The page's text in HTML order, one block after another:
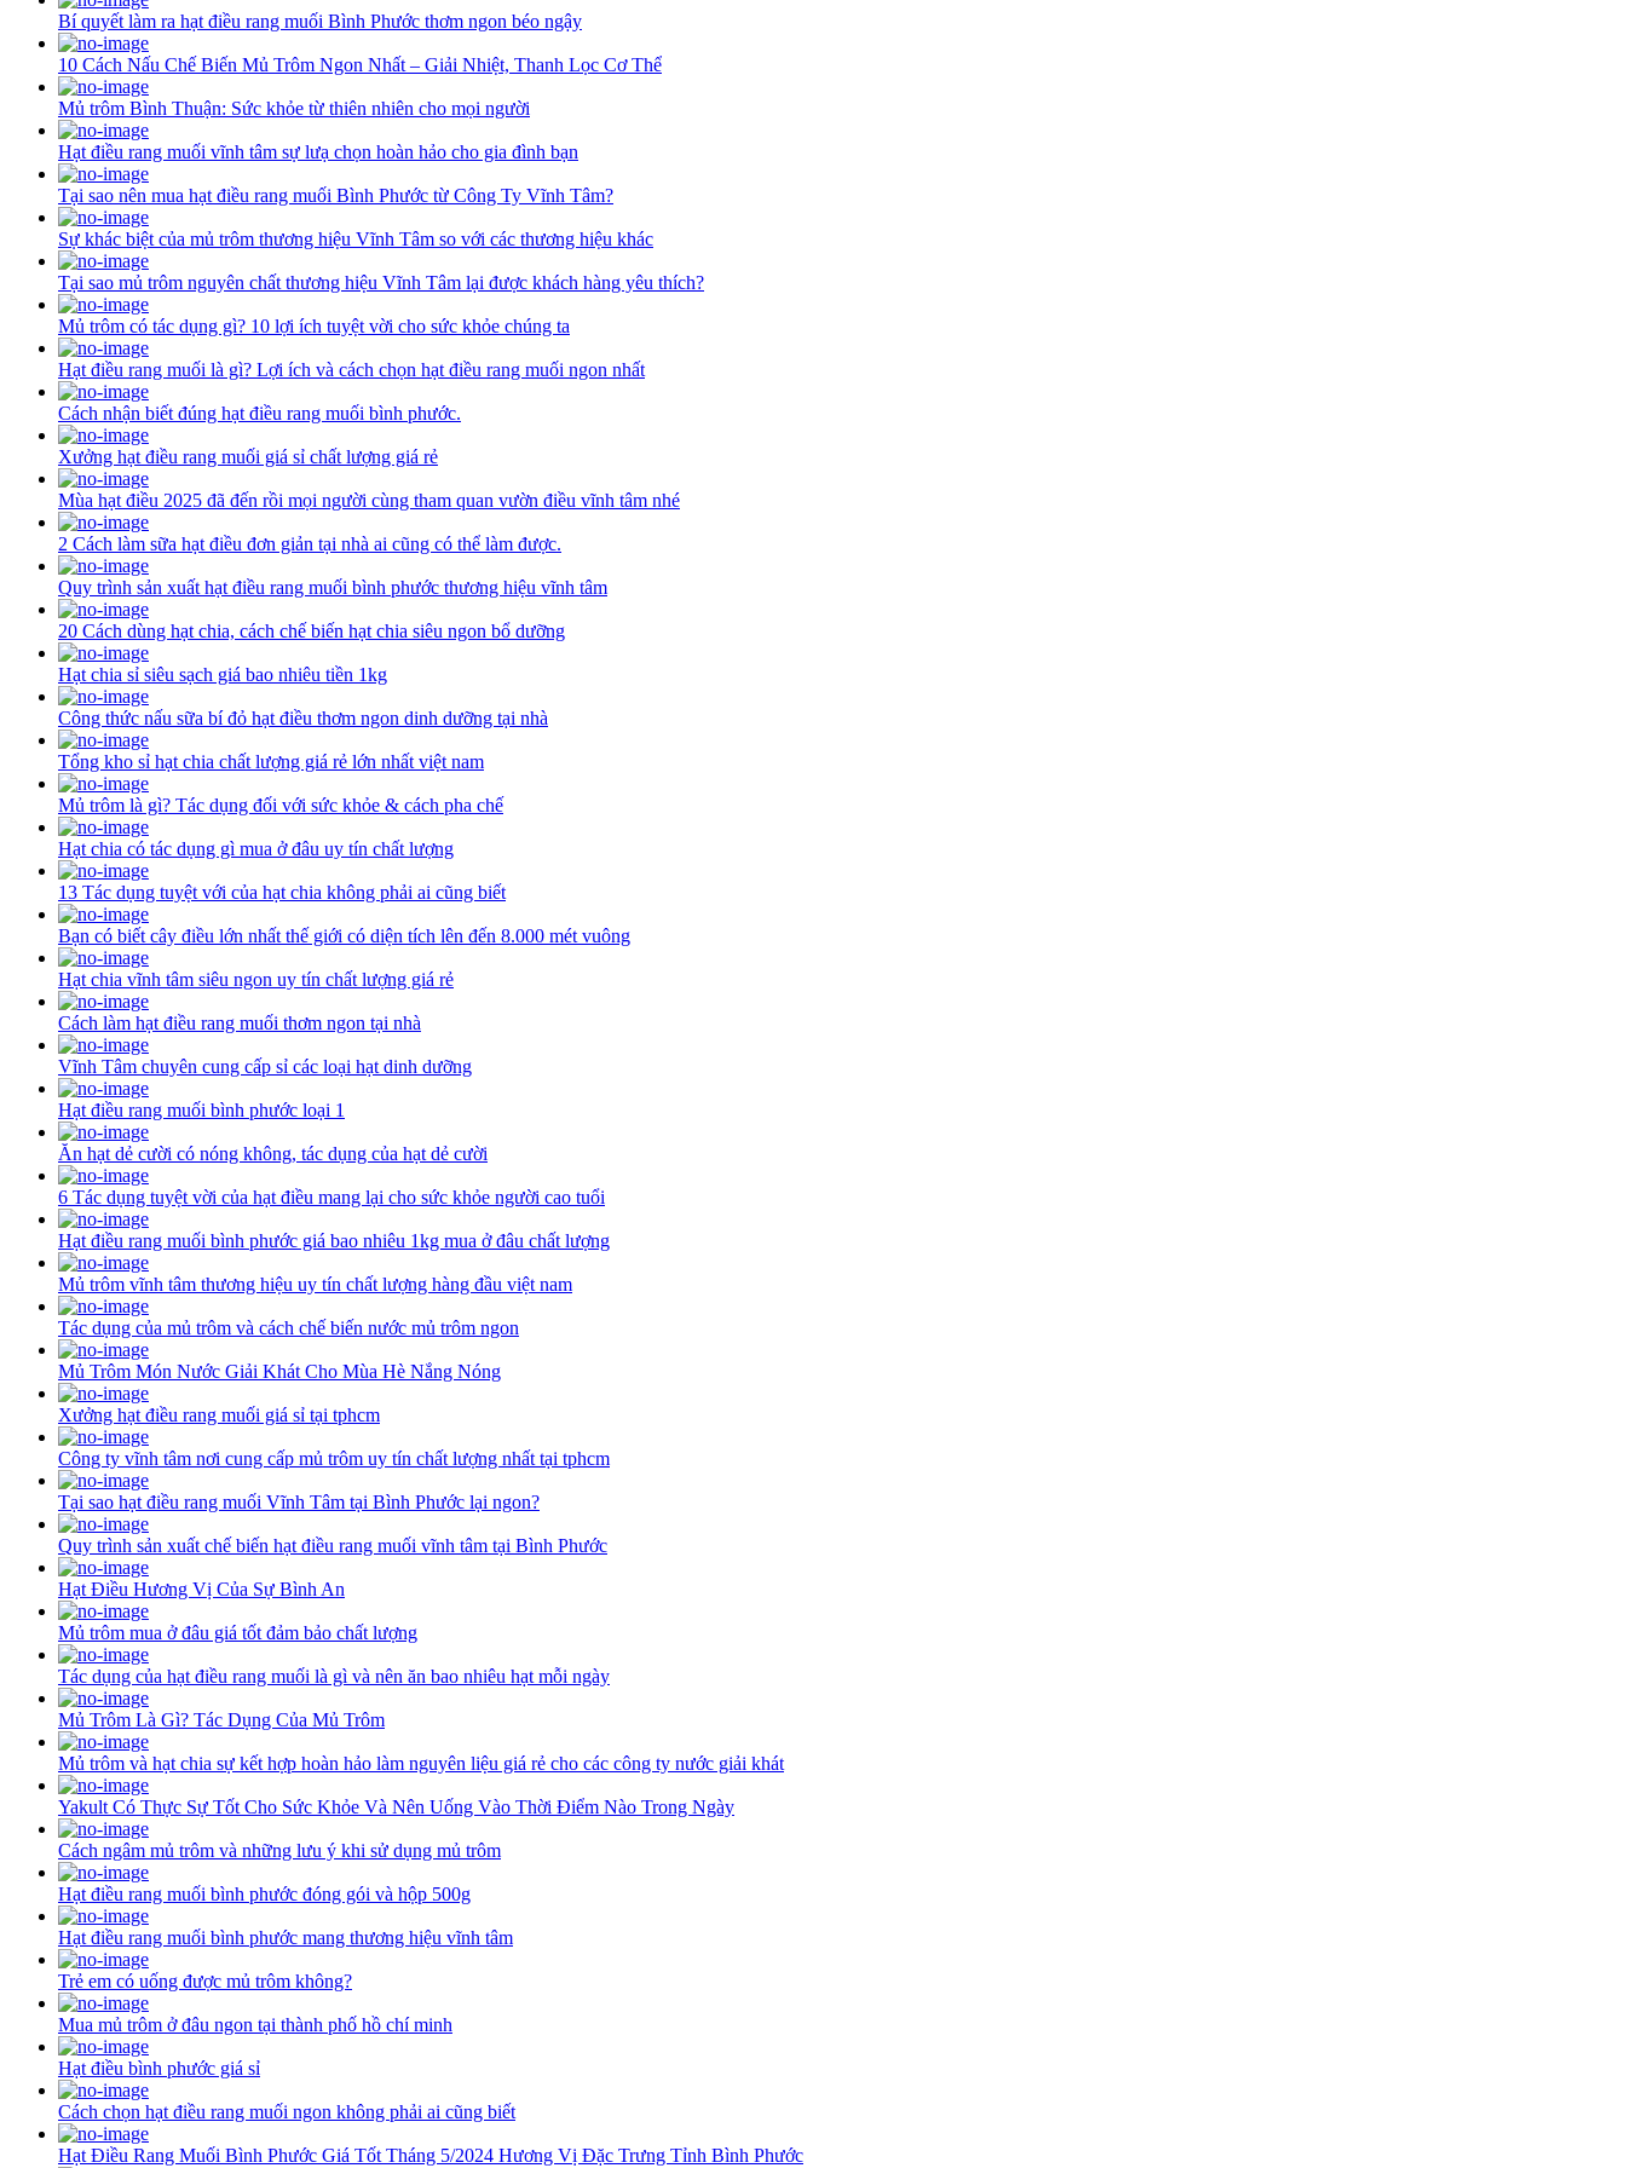
Bí quyết làm ra hạt điều rang muối Bình Phước thơm ngon béo ngậy
10 Cách Nấu Chế Biến Mủ Trôm Ngon Nhất – Giải Nhiệt, Thanh Lọc Cơ Thể
Mủ trôm Bình Thuận: Sức khỏe từ thiên nhiên cho mọi người
Hạt điều rang muối vĩnh tâm sự lưạ chọn hoàn hảo cho gia đình bạn
Tại sao nên mua hạt điều rang muối Bình Phước từ Công Ty Vĩnh Tâm?
Sự khác biệt của mủ trôm thương hiệu Vĩnh Tâm so với các thương hiệu khác
Tại sao mủ trôm nguyên chất thương hiệu Vĩnh Tâm lại được khách hàng yêu thích?
Mủ trôm có tác dụng gì? 10 lợi ích tuyệt vời cho sức khỏe chúng ta
Hạt điều rang muối là gì? Lợi ích và cách chọn hạt điều rang muối ngon nhất
Cách nhận biết đúng hạt điều rang muối bình phước.
Xưởng hạt điều rang muối giá sỉ chất lượng giá rẻ
Mùa hạt điều 2025 đã đến rồi mọi người cùng tham quan vườn điều vĩnh tâm nhé
2 Cách làm sữa hạt điều đơn giản tại nhà ai cũng có thể làm được.
Quy trình sản xuất hạt điều rang muối bình phước thương hiệu vĩnh tâm
20 Cách dùng hạt chia, cách chế biến hạt chia siêu ngon bổ dưỡng
Hạt chia sỉ siêu sạch giá bao nhiêu tiền 1kg
Công thức nấu sữa bí đỏ hạt điều thơm ngon dinh dưỡng tại nhà
Tổng kho sỉ hạt chia chất lượng giá rẻ lớn nhất việt nam
Mủ trôm là gì? Tác dụng đối với sức khỏe & cách pha chế
Hạt chia có tác dụng gì mua ở đâu uy tín chất lượng
13 Tác dụng tuyệt với của hạt chia không phải ai cũng biết
Bạn có biết cây điều lớn nhất thế giới có diện tích lên đến 8.000 mét vuông
Hạt chia vĩnh tâm siêu ngon uy tín chất lượng giá rẻ
Cách làm hạt điều rang muối thơm ngon tại nhà
Vĩnh Tâm chuyên cung cấp sỉ các loại hạt dinh dưỡng
Hạt điều rang muối bình phước loại 1
Ăn hạt dẻ cười có nóng không, tác dụng của hạt dẻ cười
6 Tác dụng tuyệt vời của hạt điều mang lại cho sức khỏe người cao tuổi
Hạt điều rang muối bình phước giá bao nhiêu 1kg mua ở đâu chất lượng
Mủ trôm vĩnh tâm thương hiệu uy tín chất lượng hàng đầu việt nam
Tác dụng của mủ trôm và cách chế biến nước mủ trôm ngon
Mủ Trôm Món Nước Giải Khát Cho Mùa Hè Nắng Nóng
Xưởng hạt điều rang muối giá sỉ tại tphcm
Công ty vĩnh tâm nơi cung cấp mủ trôm uy tín chất lượng nhất tại tphcm
Tại sao hạt điều rang muối Vĩnh Tâm tại Bình Phước lại ngon?
Quy trình sản xuất chế biến hạt điều rang muối vĩnh tâm tại Bình Phước
Hạt Điều Hương Vị Của Sự Bình An
Mủ trôm mua ở đâu giá tốt đảm bảo chất lượng
Tác dụng của hạt điều rang muối là gì và nên ăn bao nhiêu hạt mỗi ngày
Mủ Trôm Là Gì? Tác Dụng Của Mủ Trôm
Mủ trôm và hạt chia sự kết hợp hoàn hảo làm nguyên liệu giá rẻ cho các công ty nước giải khát
Yakult Có Thực Sự Tốt Cho Sức Khỏe Và Nên Uống Vào Thời Điểm Nào Trong Ngày
Cách ngâm mủ trôm và những lưu ý khi sử dụng mủ trôm
Hạt điều rang muối bình phước đóng gói và hộp 500g
Hạt điều rang muối bình phước mang thương hiệu vĩnh tâm
Trẻ em có uống được mủ trôm không?
Mua mủ trôm ở đâu ngon tại thành phố hồ chí minh
Hạt điều bình phước giá sỉ
Cách chọn hạt điều rang muối ngon không phải ai cũng biết
Hạt Điều Rang Muối Bình Phước Giá Tốt Tháng 5/2024 Hương Vị Đặc Trưng Tỉnh Bình Phước